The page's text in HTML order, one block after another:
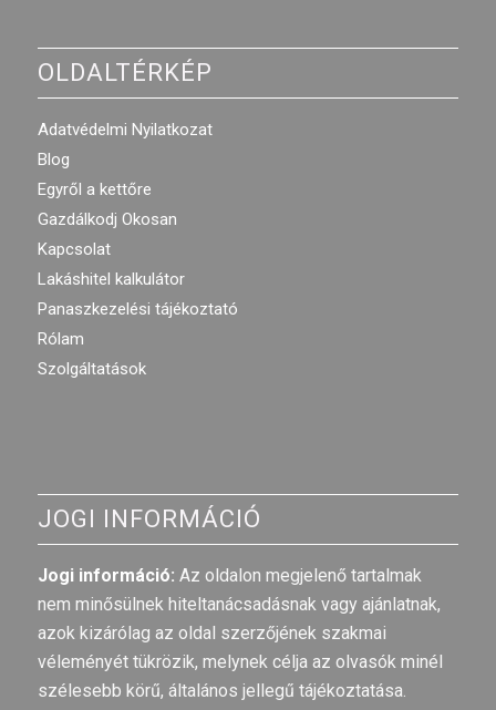
OLDALTÉRKÉP
Adatvédelmi Nyilatkozat
Blog
Egyről a kettőre
Gazdálkodj Okosan
Kapcsolat
Lakáshitel kalkulátor
Panaszkezelési tájékoztató
Rólam
Szolgáltatások
JOGI INFORMÁCIÓ
Jogi információ: Az oldalon megjelenő tartalmak
nem minősülnek hiteltanácsadásnak vagy ajánlatnak,
azok kizárólag az oldal szerzőjének szakmai
véleményét tükrözik, melynek célja az olvasók minél
szélesebb körű, általános jellegű tájékoztatása.